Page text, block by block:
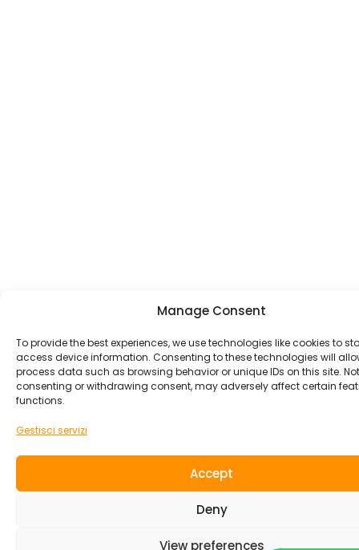
Manage Consent
To provide the best experiences, we use technologies like cookies to
access device information. Consenting to these technologies will
process data such as browsing behavior or unique IDs on this site. Not
consenting or withdrawing consent, may adversely affect certain
functions.
Gestisci servizi
Accept
Deny
View preferences